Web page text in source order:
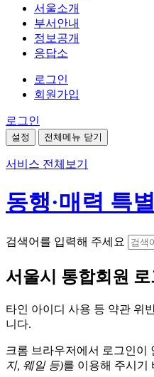
서울소개
부서안내
정보공개
응답소
로그인
회원가입
로그인
설정 전체메뉴 닫기
서비스 전체보기
동행·매력 특
검색어를 입력해 주세요
서울시 통합회원 로
타인 아이디 사용 등 약관 위
니다.
크롬 브라우저에서 로그인이
지, 웨일 등)를 이용해 주시기